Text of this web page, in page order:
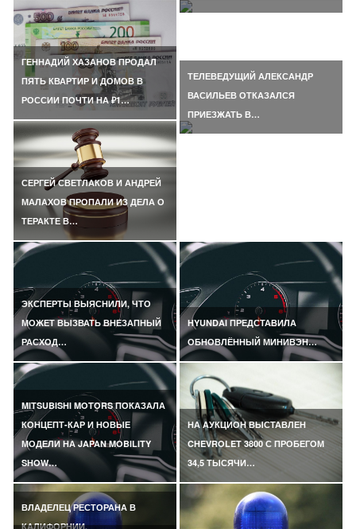
ГЕННАДИЙ ХАЗАНОВ ПРОДАЛ
ПЯТЬ КВАРТИР И ДОМОВ В
РОССИИ ПОЧТИ НА ₽1…
СЕРГЕЙ СВЕТЛАКОВ И АНДРЕЙ
МАЛАХОВ ПРОПАЛИ ИЗ ДЕЛА О
ТЕРАКТЕ В…
ТЕЛЕВЕДУЩИЙ АЛЕКСАНДР
ВАСИЛЬЕВ ОТКАЗАЛСЯ
ПРИЕЗЖАТЬ В…
ЭКСПЕРТЫ ВЫЯСНИЛИ, ЧТО
МОЖЕТ ВЫЗВАТЬ ВНЕЗАПНЫЙ
РАСХОД…
HYUNDAI ПРЕДСТАВИЛА
ОБНОВЛЁННЫЙ МИНИВЭН…
MITSUBISHI MOTORS ПОКАЗАЛА
КОНЦЕПТ-КАР И НОВЫЕ
МОДЕЛИ НА JAPAN MOBILITY
SHOW…
НА АУКЦИОН ВЫСТАВЛЕН
CHEVROLET 3800 С ПРОБЕГОМ
34,5 ТЫСЯЧИ…
ВЛАДЕЛЕЦ РЕСТОРАНА В
КАЛИФОРНИИ,